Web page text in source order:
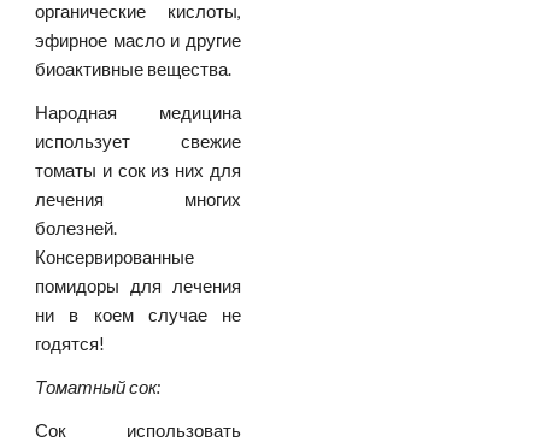
органические кислоты,
эфирное масло и другие
биоактивные вещества.
Народная медицина
использует свежие
томаты и сок из них для
лечения многих
болезней.
Консервированные
помидоры для лечения
ни в коем случае не
годятся!
Томатный сок:
Сок использовать